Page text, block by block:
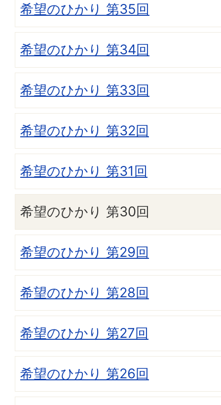
希望のひかり 第35回
希望のひかり 第34回
希望のひかり 第33回
希望のひかり 第32回
希望のひかり 第31回
希望のひかり 第30回
希望のひかり 第29回
希望のひかり 第28回
希望のひかり 第27回
希望のひかり 第26回